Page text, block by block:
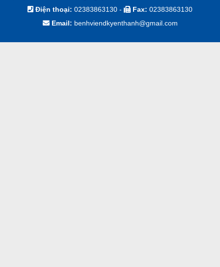
Điện thoại: 02383863130 - Fax: 02383863130
Email: benhviendkyenthanh@gmail.com